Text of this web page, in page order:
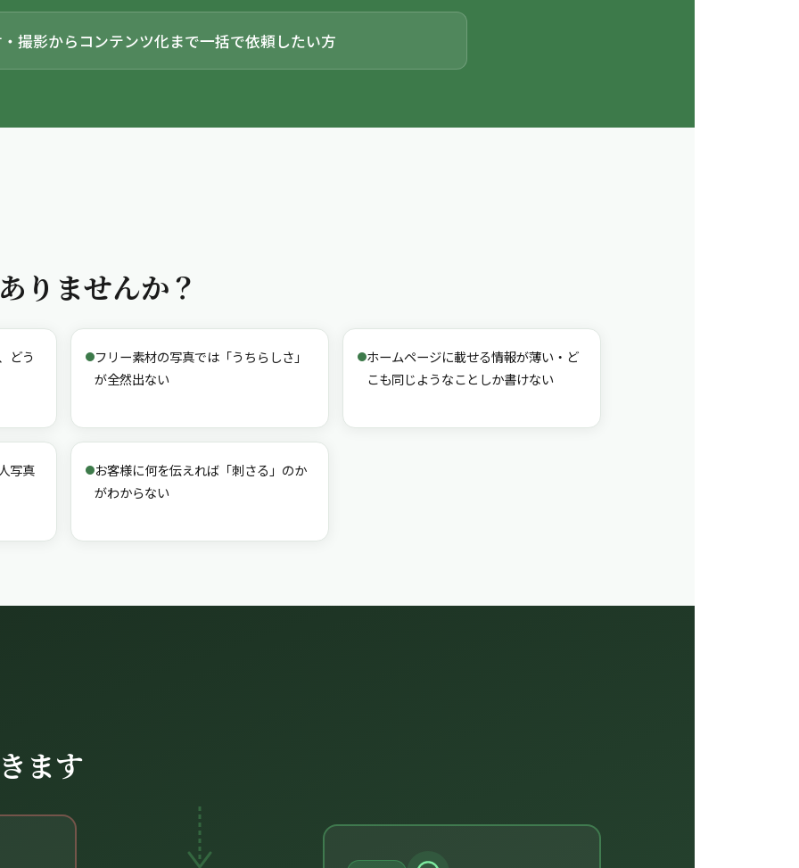
撮影からコンテンツ化まで一括で依頼したい方
りませんか？
どう
フリー素材の写真では「うちらしさ」
が全然出ない
ホームページに載せる情報が薄い・ど
こも同じようなことしか書けない
写真
お客様に何を伝えれば「刺さる」のか
がわからない
ます